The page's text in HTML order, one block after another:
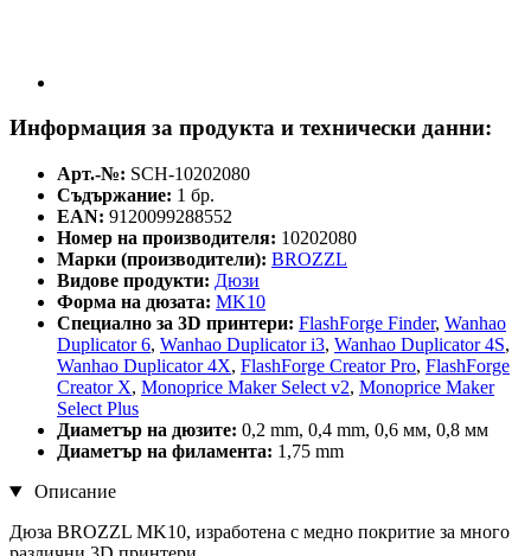
Информация за продукта и технически данни:
Арт.-№: SCH-10202080
Съдържание: 1 бр.
EAN: 9120099288552
Номер на производителя: 10202080
Марки (производители): BROZZL
Видове продукти: Дюзи
Форма на дюзата: MK10
Специално за 3D принтери: FlashForge Finder, Wanhao
Duplicator 6, Wanhao Duplicator i3, Wanhao Duplicator 4S,
Wanhao Duplicator 4X, FlashForge Creator Pro, FlashForge
Creator X, Monoprice Maker Select v2, Monoprice Maker
Select Plus
Диаметър на дюзите: 0,2 mm, 0,4 mm, 0,6 мм, 0,8 мм
Диаметър на филамента: 1,75 mm
Описание
Дюза BROZZL MK10, изработена с медно покритие за много